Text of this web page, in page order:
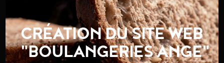
CRÉATION DU SITE WEB
"BOULANGERIES ANGE"